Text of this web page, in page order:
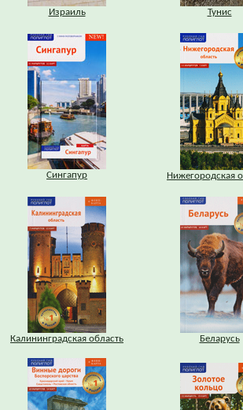
Израиль Тунис
Сингапур Нижегородская
Калининградская область Беларусь